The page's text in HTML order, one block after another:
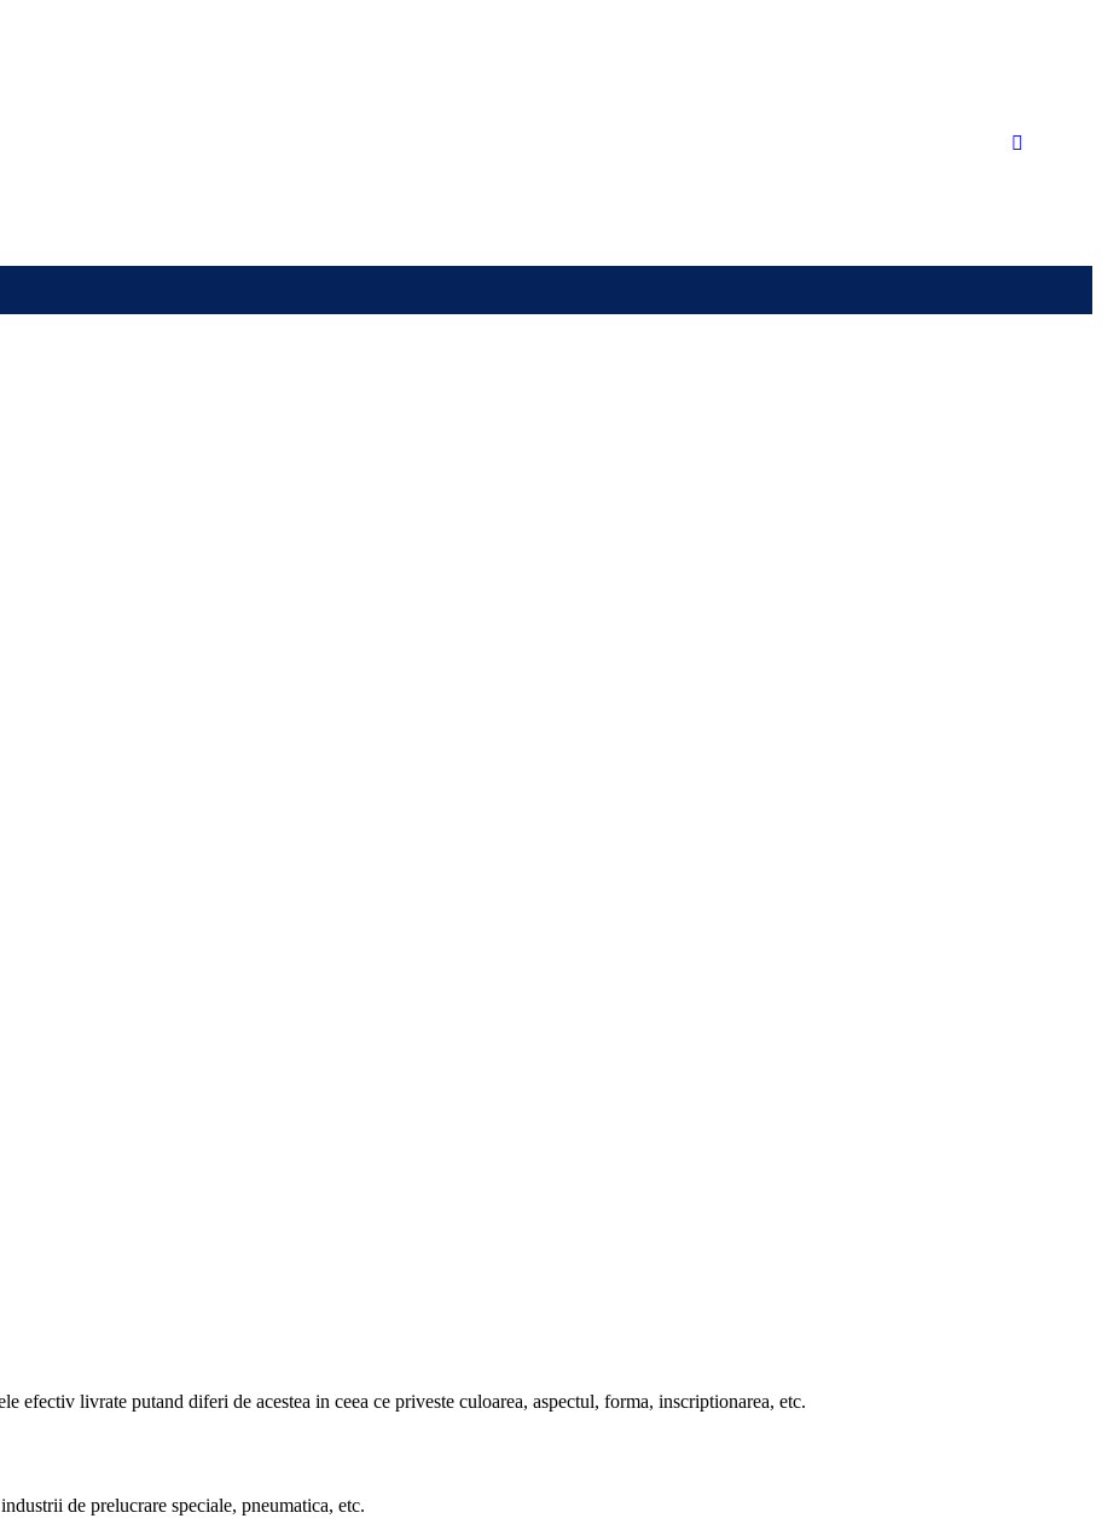
efectiv livrate putand diferi de acestea in ceea ce priveste culoarea, aspectul, forma, inscriptionarea, etc.
de prelucrare speciale, pneumatica, etc.